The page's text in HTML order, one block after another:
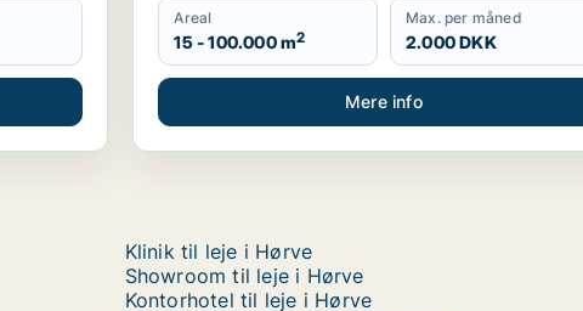
Areal
15 - 100.000 m2
Max. per måned
2.000 DKK
Mere info
Klinik til leje i Hørve
Showroom til leje i Hørve
Kontorhotel til leje i Hørve